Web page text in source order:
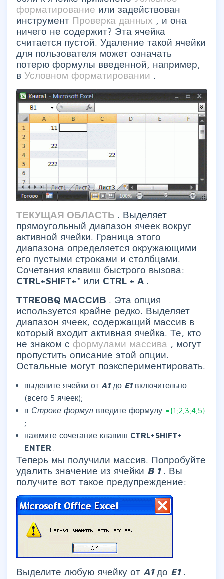
форматирование или задействован
инструмент Проверка данных , и она
ничего не содержит? Эта ячейка
считается пустой. Удаление такой ячейки
для пользователя может означать
потерю формулы введенной, например,
в Условном форматировании .
ТЕКУЩАЯ ОБЛАСТЬ . Выделяет
прямоугольный диапазон ячеек вокруг
активной ячейки. Граница этого
диапазона определяется окружающими
его пустыми строками и столбцами.
Сочетания клавиш быстрого вызова:
CTRL+SHIFT+* или CTRL + A .
ТTREOBQ МАССИВ . Эта опция
используется крайне редко. Выделяет
диапазон ячеек, содержащий массив в
который входит активная ячейка. Те, кто
не знаком с формулами массива , могут
пропустить описание этой опции.
Остальные могут поэкспериментировать.
выделите ячейки от A1 до E1 включительно
(всего 5 ячеек);
в Строке формул введите формулу ={1;2;3;4;5}
;
нажмите сочетание клавиш CTRL+SHIFT+
ENTER
Теперь мы получили массив. Попробуйте
удалить значение из ячейки B 1 . Вы
получите вот такое предупреждение:
Выделите любую ячейку от A1до E1 .